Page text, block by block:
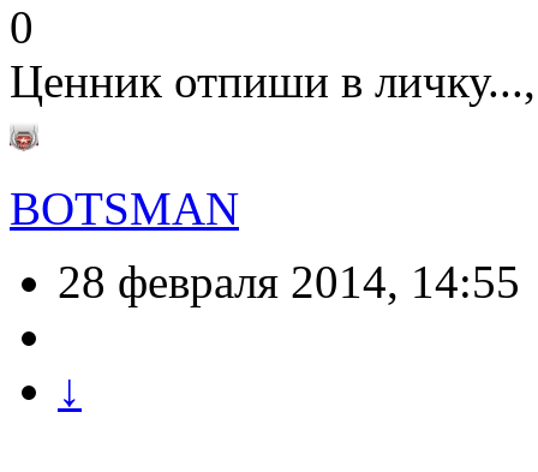
0
Ценник отпиши в
BOTSMAN
28 февраля 2014, 14:55
↓